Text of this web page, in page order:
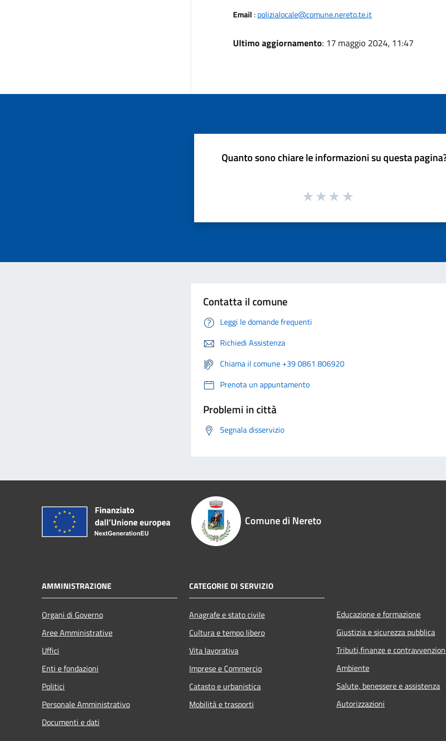
Email: polizialocale@comune.nereto.te.it
Ultimo aggiornamento: 17 maggio 2024, 11:47
Quanto sono chiare le informazioni su questa
Contatta il comune
Leggi le domande frequenti
Richiedi Assistenza
Chiama il comune +39 0861 806920
Prenota un appuntamento
Problemi in città
Segnala disservizio
Comune di Nereto
AMMINISTRAZIONE
Organi di Governo
Aree Amministrative
Uffici
Enti e fondazioni
Politici
Personale Amministrativo
Documenti e dati
CATEGORIE DI SERVIZIO
Anagrafe e stato civile
Cultura e tempo libero
Vita lavorativa
Imprese e Commercio
Catasto e urbanistica
Mobilità e trasporti
Educazione e formazione
Giustizia e sicurezza pubblica
Tributi,finanze e
Ambiente
Salute, benessere e assistenza
Autorizzazioni